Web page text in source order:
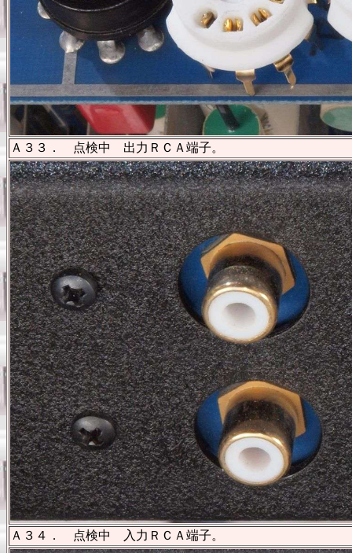
Ａ３３． 点検中 出力ＲＣＡ端子。
Ａ３４． 点検中 入力ＲＣＡ端子。